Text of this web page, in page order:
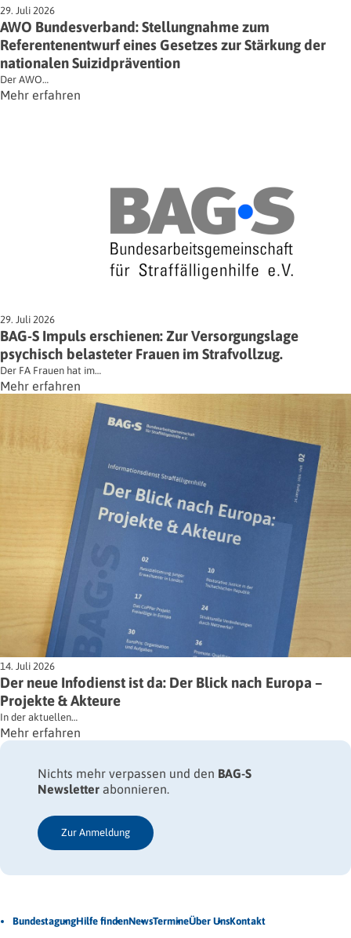
29. Juli 2026
AWO Bundesverband: Stellungnahme zum
Referentenentwurf eines Gesetzes zur Stärkung der
nationalen Suizidprävention
Der AWO…
Mehr erfahren
29. Juli 2026
BAG-S Impuls erschienen: Zur Versorgungslage
psychisch belasteter Frauen im Strafvollzug.
Der FA Frauen hat im…
Mehr erfahren
14. Juli 2026
Der neue Infodienst ist da: Der Blick nach Europa –
Projekte & Akteure
In der aktuellen…
Mehr erfahren
Nichts mehr verpassen und den BAG-S
Newsletter abonnieren.
Zur Anmeldung
BundestagungHilfe findenNewsTermineÜber UnsKontakt